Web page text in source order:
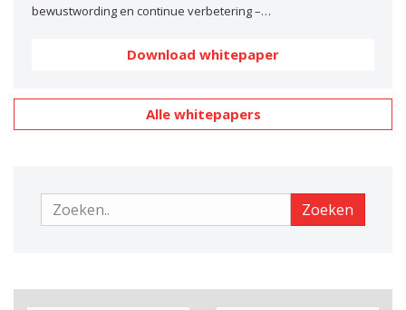
bewustwording en continue verbetering –…
Download whitepaper
Alle whitepapers
Zoeken Zoeken